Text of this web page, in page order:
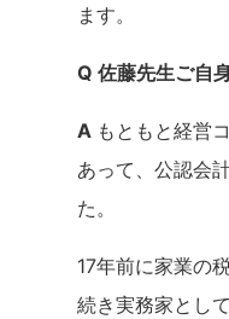
ます。
Q 佐藤先生ご自
A もともと経営
あって、公認会
た。
17年前に家業の
続き実務家とし